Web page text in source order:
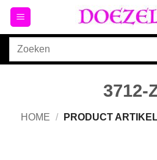
Ga
naar
inhoud
Zoeken
3712-
HOME / PRODUCT